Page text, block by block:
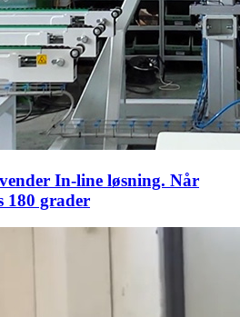
In-line løsning. Når
180 grader